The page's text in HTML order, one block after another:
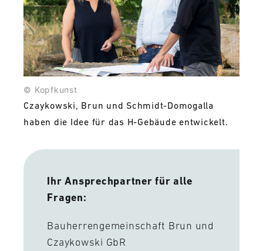
© Kopfkunst
Czaykowski, Brun und Schmidt-Domogalla
haben die Idee für das H-Gebäude entwickelt.
Ihr Ansprechpartner für alle
Fragen:
Bauherrengemeinschaft Brun und
Czaykowski GbR